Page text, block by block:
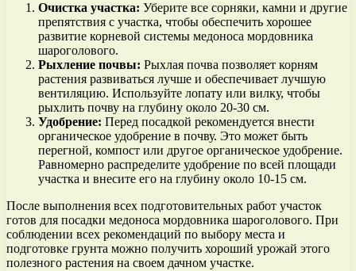
Очистка участка: Уберите все сорняки, камни и другие
препятствия с участка, чтобы обеспечить хорошее
развитие корневой системы медоноса мордовника
шароголового.
Рыхление почвы: Рыхлая почва позволяет корням
растения развиваться лучше и обеспечивает лучшую
вентиляцию. Используйте лопату или вилку, чтобы
рыхлить почву на глубину около 20-30 см.
Удобрение: Перед посадкой рекомендуется внести
органическое удобрение в почву. Это может быть
перегной, компост или другое органическое удобрение.
Равномерно распределите удобрение по всей площади
участка и внесите его на глубину около 10-15 см.
После выполнения всех подготовительных работ участок
готов для посадки медоноса мордовника шароголового. При
соблюдении всех рекомендаций по выбору места и
подготовке грунта можно получить хороший урожай этого
полезного растения на своем дачном участке.